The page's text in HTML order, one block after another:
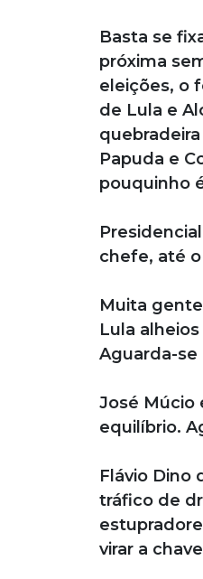
Basta se
próxima
eleições, o
de Lula e
Papuda e
pouquinho
chefe, até
Muita
Lula
Aguarda-se
José Múcio
equilíbrio.
Flávio Dino
tráfico de
virar a